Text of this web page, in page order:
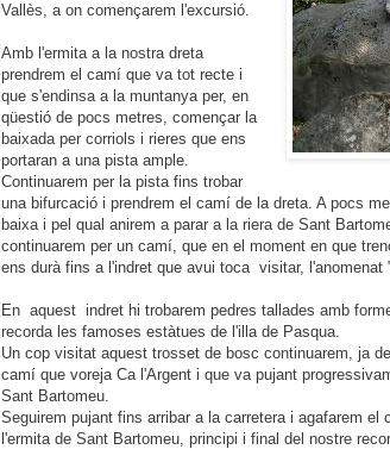
Vallès, a on començarem l'excursió.
Amb l'ermita a la nostra dreta
prendrem el camí que va tot recte i
que s'endinsa a la muntanya per, en
qüestió de pocs metres, començar la
baixada per corriols i rieres que ens
portaran a una pista ample.
Continuarem per la pista fins trobar
una bifurcació i prendrem el camí de la dreta. A pocs
baixa i pel qual anirem a parar a la riera de Sant
continuarem per un camí, que en el moment en que
ens durà fins a l'indret que avui toca visitar, l'anomenat
En aquest indret hi trobarem pedres tallades amb
recorda les famoses estàtues de l'illa de Pasqua.
Un cop visitat aquest trosset de bosc continuarem, ja
camí que voreja Ca l'Argent i que va pujant
Sant Bartomeu.
Seguirem pujant fins arribar a la carretera i agafarem
l'ermita de Sant Bartomeu, principi i final del nostre